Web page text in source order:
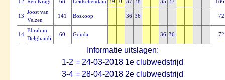
12 Ren Kragt 68 Leidschendam 39 0 37 38 35 37 186
13
Joost van
Velzen
141 Boskoop 36 36 72
14
Ebrahim
Delghandi
60 Gouda 36 36 72
Informatie uitslagen:
1-2 = 24-03-2018 1e clubwedstrijd
3-4 = 28-04-2018 2e clubwedstrijd